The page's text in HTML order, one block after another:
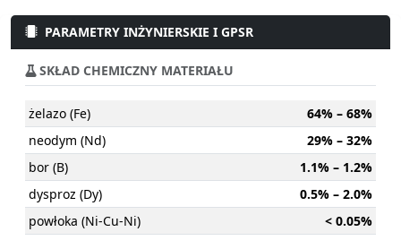
PARAMETRY INŻYNIERSKIE I GPSR
SKŁAD CHEMICZNY MATERIAŁU
żelazo (Fe)
64% – 68%
neodym (Nd)
29% – 32%
bor (B)
1.1% – 1.2%
dysproz (Dy)
0.5% – 2.0%
powłoka (Ni-Cu-Ni)
< 0.05%